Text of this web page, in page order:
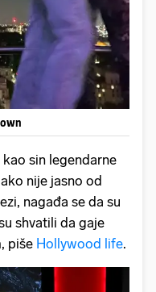
sin legendarne
nije jasno od
nagađa se da su
shvatili da gaje
piše Hollywood life.